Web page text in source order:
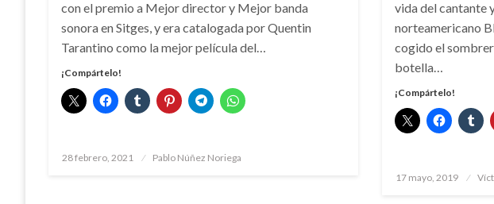
con el premio a Mejor director y Mejor banda
sonora en Sitges, y era catalogada por Quentin
Tarantino como la mejor película del…
¡Compártelo!
Publicado
28 febrero, 2021 Pablo Núñez Noriega
vida del cantante
norteamericano
cogido el
botella…
¡Compártelo!
Publicado
17 mayo, 2019